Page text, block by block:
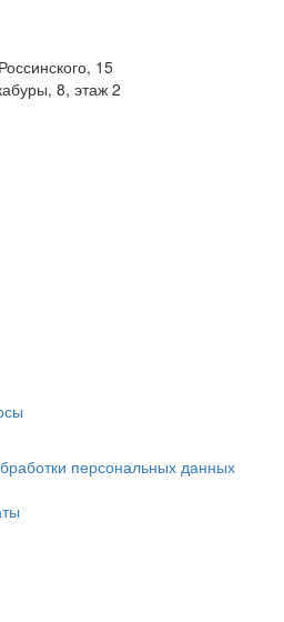
15
8, этаж 2
персональных данных